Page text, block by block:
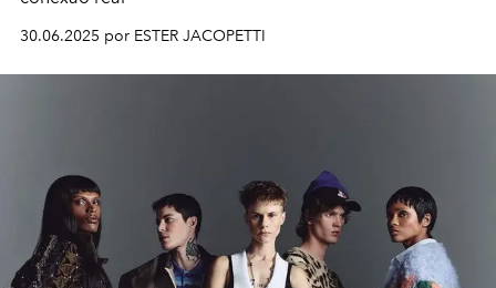
30.06.2025 por ESTER JACOPETTI